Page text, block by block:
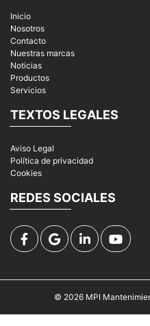
Inicio
Nosotros
Contacto
Nuestras marcas
Noticias
Productos
Servicios
TEXTOS LEGALES
Aviso Legal
Política de privacidad
Cookies
REDES SOCIALES
© 2026 MPI